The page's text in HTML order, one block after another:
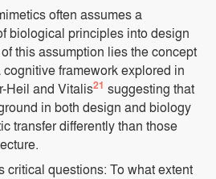
often assumes a
biological principles into design
this assumption lies the concept
framework explored in
Heil and Vitalis21 suggesting that
in both design and biology
transfer differently than those
critical questions: To what extent